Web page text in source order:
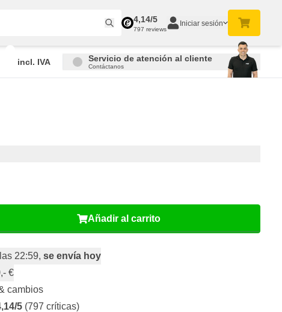
4,14/5
797 reviews
Iniciar sesión
incl. IVA Servicio de atención al cliente
Contáctanos
Añadir al carrito
22:59, se envía hoy
€
cambios
5 (797 críticas)